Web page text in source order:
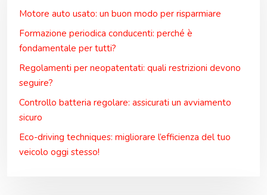
Motore auto usato: un buon modo per risparmiare
Formazione periodica conducenti: perché è
fondamentale per tutti?
Regolamenti per neopatentati: quali restrizioni devono
seguire?
Controllo batteria regolare: assicurati un avviamento
sicuro
Eco-driving techniques: migliorare l’efficienza del tuo
veicolo oggi stesso!